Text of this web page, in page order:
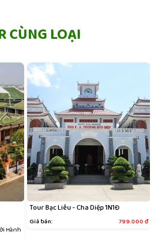
CÙNG LOẠI
Hành
Tour Bạc Liêu - Cha Diệp 1N1Đ
Giá bán: 799.000đ